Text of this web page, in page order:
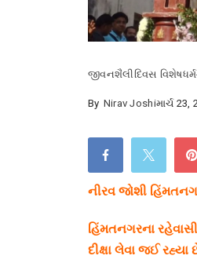
જીવનશૈલીદિવસ વિશેષ
By Nirav Joshiમાર્ચ 23,
નીરવ જોશી
હિંમતનગરના
દીક્ષા લેવા જઈ